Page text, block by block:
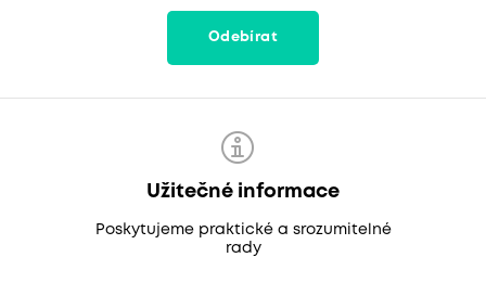
Odebírat
Užitečné informace
Poskytujeme praktické a srozumitelné
rady